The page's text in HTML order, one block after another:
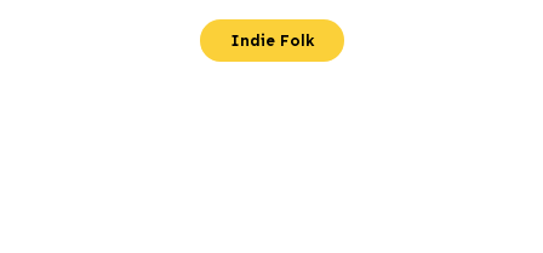
Indie Folk